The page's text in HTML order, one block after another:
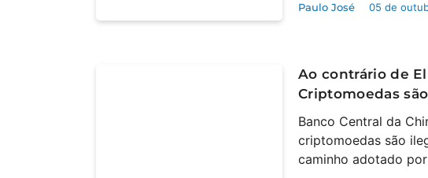
Paulo José 05 de
Ao contrário de
Criptomoedas
Banco Central da
criptomoedas são
caminho adotado